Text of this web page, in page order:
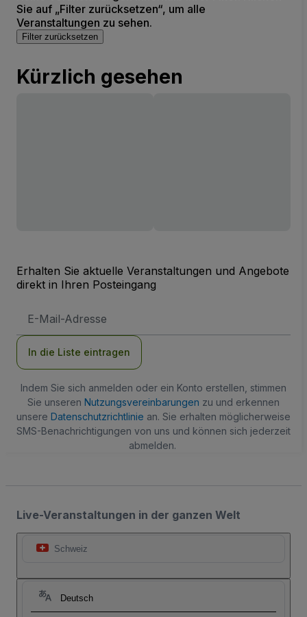
Sie auf „Filter zurücksetzen“, um alle
Veranstaltungen zu sehen.
Filter zurücksetzen
Kürzlich gesehen
Erhalten Sie aktuelle Veranstaltungen und Angebote
direkt in Ihren Posteingang
Mail-
In die Liste eintragen
Indem Sie sich anmelden oder ein Konto erstellen, stimmen
Sie unseren Nutzungsvereinbarungen zu und erkennen
unsere Datenschutzrichtlinie an. Sie erhalten möglicherweise
SMS-Benachrichtigungen von uns und können sich jederzeit
abmelden.
Live-Veranstaltungen in der ganzen Welt
Schweiz
Deutsch